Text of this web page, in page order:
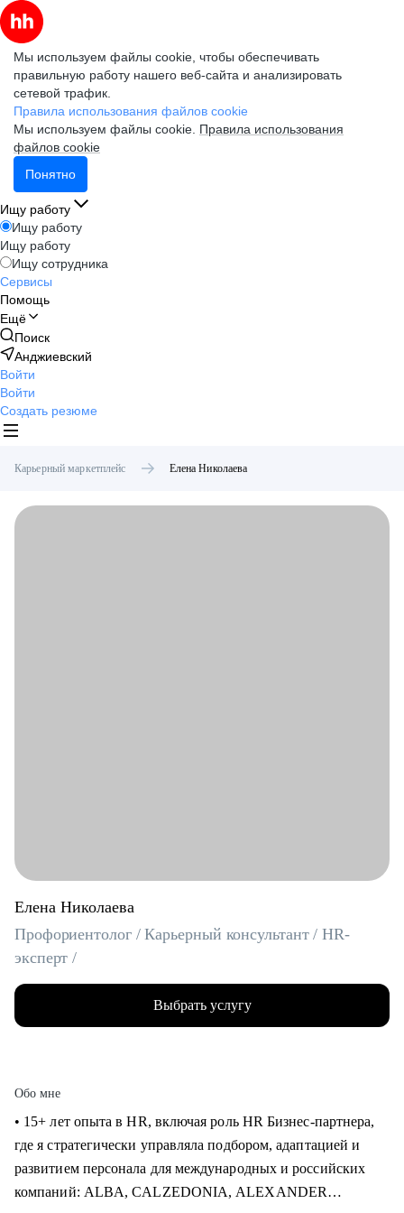
Мы используем файлы cookie, чтобы обеспечивать
правильную работу нашего веб-сайта и анализировать
сетевой трафик.
Правила использования файлов cookie
Мы используем файлы cookie. Правила использования
файлов cookie
Понятно
Ищу работу
Ищу работу
Ищу работу
Ищу сотрудника
Сервисы
Помощь
Ещё
Поиск
Анджиевский
Войти
Войти
Создать резюме
Карьерный маркетплейс Елена Николаева
Елена Николаева
Профориентолог / Карьерный консультант / HR-
эксперт /
Выбрать услугу
Обо мне
• 15+ лет опыта в HR, включая роль HR Бизнес-партнера,
где я стратегически управляла подбором, адаптацией и
развитием персонала для международных и российских
компаний: ALBA, CALZEDONIA, ALEXANDER